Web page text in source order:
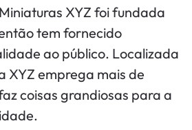
XYZ foi fundada
tem fornecido
ao público. Localizada
XYZ emprega mais de
coisas grandiosas para a